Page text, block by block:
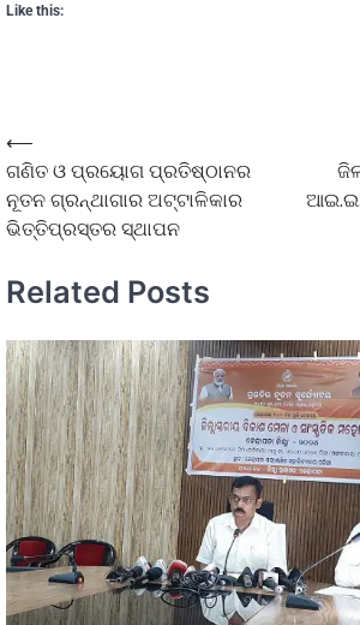
Like this:
⟵
ଗଣିତ ଓ ପ୍ରୟୋଗ ପ୍ରତିଷ୍ଠାନର
ନୂତନ ଗ୍ରନ୍ଥାଗାର ଅଟ୍ଟାଳିକାର
ଭିତ୍ତିପ୍ରସ୍ତର ସ୍ଥାପନ
Related Posts